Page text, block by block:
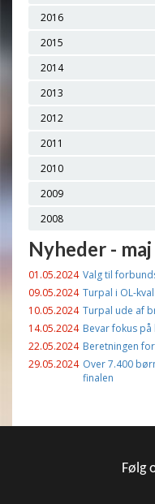
2016
2015
2014
2013
2012
2011
2010
2009
2008
Nyheder -
01.05.2024 Valg til
09.05.2024 Turpal i OL-
10.05.2024 Turpal ude af
14.05.2024 Bevar fokus
22.05.2024 Beretningen
29.05.2024 Over 7.400
finalen
Følg